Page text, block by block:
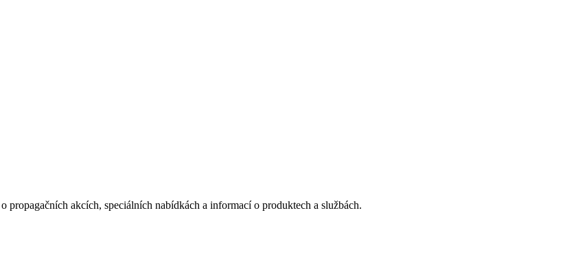
propagačních akcích, speciálních nabídkách a informací o produktech a službách.